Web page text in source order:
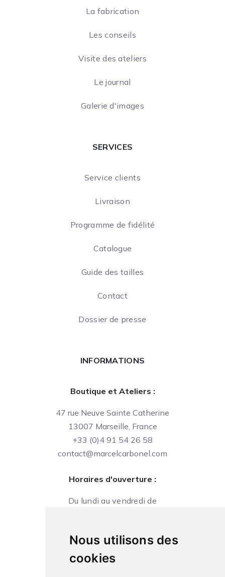
Nous utilisons des
cookies
La fabrication
Les conseils
Visite des ateliers
Le journal
Galerie d'images
SERVICES
Service clients
Livraison
Programme de fidélité
Catalogue
Guide des tailles
Contact
Dossier de presse
INFORMATIONS
Boutique et Ateliers :
47 rue Neuve Sainte Catherine
13007 Marseille, France
+33 (0)4 91 54 26 58
contact@marcelcarbonel.com
Horaires d'ouverture :
Du lundi au vendredi de
10h à 13h et de 14h à 18h